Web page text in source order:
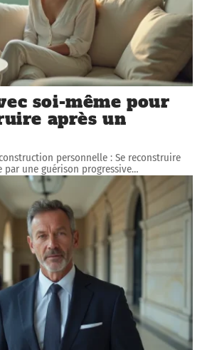
soi-même pour
après un
personnelle : Se reconstruire
par une guérison progressive…